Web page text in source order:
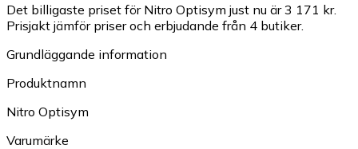
Det billigaste priset för Nitro Optisym just nu är 3 171 kr.
Prisjakt jämför priser och erbjudande från 4 butiker.
Grundläggande information
Produktnamn
Nitro Optisym
Varumärke